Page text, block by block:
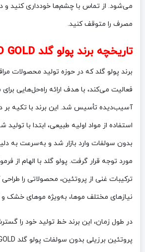
می‌شود. از تماس با چشم‌ها خودداری کنید
مصرف را متوقف کنید.
تاریخچه برند پولو گلد POLO GOLD:
برند پولو گلد که در حوزه تولید محصولات
فعالیت می‌کند، با هدف ارائه راه‌حل‌هایی
آسیب‌دیده تأسیس شد. این برند با تکیه
استفاده از مواد اولیه طبیعی، ابتدا با
بدون سولفات وارد بازار شد و به‌سرعت به
مورد توجه قرار گرفت. پولو گلد با الهام از
ترکیبات غنی از پروتئین، محصولاتی را
نیازهای مختلف موها، به‌ویژه موهای خشک و
در طول زمان، این برند خط تولید خود را